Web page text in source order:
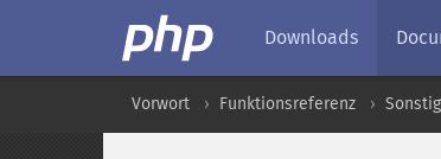
Downloads
Vorwort Funktionsreferenz